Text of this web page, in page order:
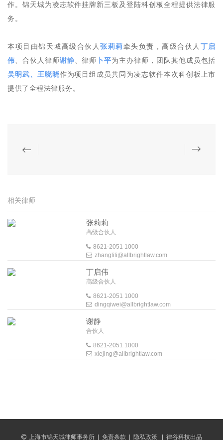
作。锦天城为凌志软件挂牌新三板及登陆科创板全程提供法律服
务。
本项目由锦天城高级合伙人张莉莉牵头负责，高级合伙人 丁启
伟 、合伙人律师谢静 、律师 卜平为主办律师，团队其他成员包括
吴明武、王晓晓作为项目组成员共同为凌志软件本次科创板上市
提供了全程法律服务。
相关律师
张莉莉
高级合伙人
8621-2051 1000
zhanglili@allbrightlaw.com
丁启伟
高级合伙人
8621-2051 1000
dingqiwei@allbrightlaw.com
谢静
合伙人
8621-2051 1000
xiejing@allbrightlaw.com
上海市锦天城律师事务所 免责条款 隐私政策 律谷科技出品